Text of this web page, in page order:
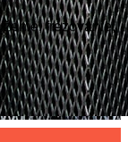
frézovanie,